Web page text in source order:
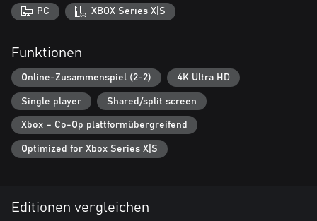
PC XBOX Series X|S
Funktionen
Online-Zusammenspiel (2-2) 4K Ultra HD
Single player Shared/split screen
Xbox – Co-Op plattformübergreifend
Optimized for Xbox Series X|S
Editionen vergleichen